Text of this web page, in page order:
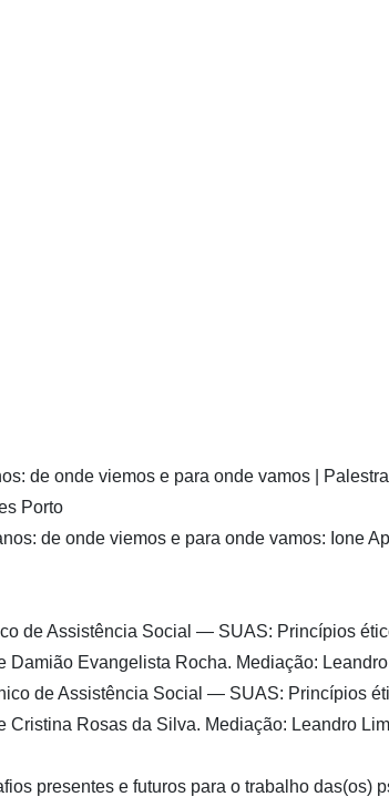
de onde viemos e para onde vamos |
Porto
de onde viemos e para onde vamos: Ione
de Assistência Social — SUAS: Princípios
Damião Evangelista Rocha. Mediação:
de Assistência Social — SUAS: Princípios
Cristina Rosas da Silva. Mediação: Leandro
presentes e futuros para o trabalho das(os)